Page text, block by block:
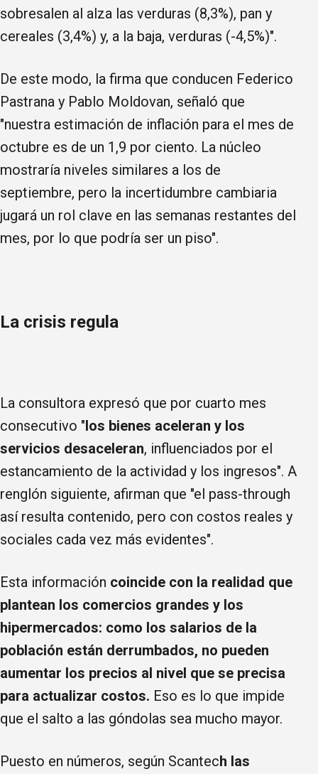
sobresalen al alza las verduras (8,3%), pan y
cereales (3,4%) y, a la baja, verduras (-4,5%)".
De este modo, la firma que conducen Federico
Pastrana y Pablo Moldovan, señaló que
"nuestra estimación de inflación para el mes de
octubre es de un 1,9 por ciento. La núcleo
mostraría niveles similares a los de
septiembre, pero la incertidumbre cambiaria
jugará un rol clave en las semanas restantes del
mes, por lo que podría ser un piso".
La crisis regula
La consultora expresó que por cuarto mes
consecutivo "los bienes aceleran y los
servicios desaceleran, influenciados por el
estancamiento de la actividad y los ingresos". A
renglón siguiente, afirman que "el pass-through
así resulta contenido, pero con costos reales y
sociales cada vez más evidentes".
Esta información coincide con la realidad que
plantean los comercios grandes y los
hipermercados: como los salarios de la
población están derrumbados, no pueden
aumentar los precios al nivel que se precisa
para actualizar costos. Eso es lo que impide
que el salto a las góndolas sea mucho mayor.
Puesto en números, según Scantech las